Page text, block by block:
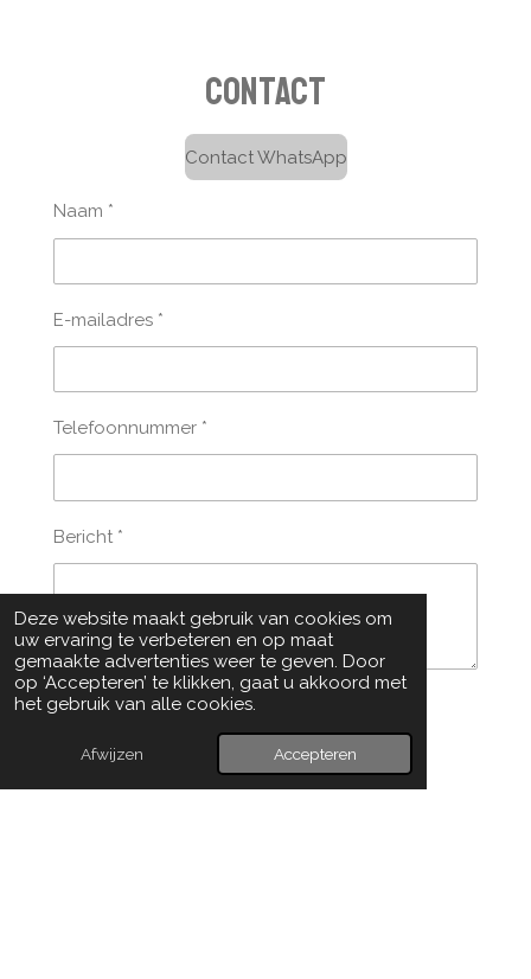
Deze website maakt gebruik van cookies om
uw ervaring te verbeteren en op maat
gemaakte advertenties weer te geven. Door
op ‘Accepteren’ te klikken, gaat u akkoord met
het gebruik van alle cookies.
Afwijzen Accepteren
contact
Contact WhatsApp
Naam *
E-mailadres *
Telefoonnummer *
Bericht *
Verzenden